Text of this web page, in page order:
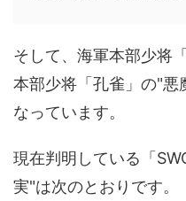
そして、海軍本部少将
本部少将「孔雀」の"悪
なっています。
現在判明している「
実"は次のとおりです。